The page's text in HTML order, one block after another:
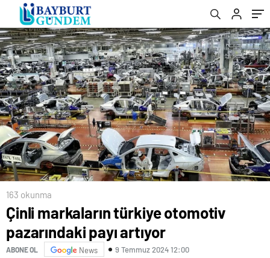
163 okunma
Çinli markaların türkiye otomotiv
pazarındaki payı artıyor
ABONE OL News 9 Temmuz 2024 12:00